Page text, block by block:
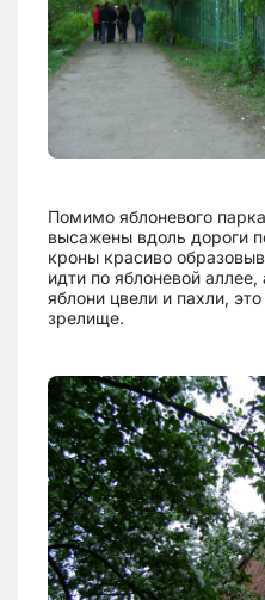
Помимо яблоневого
высажены вдоль дороги
кроны красиво
идти по яблоневой
яблони цвели и пахли,
зрелище.